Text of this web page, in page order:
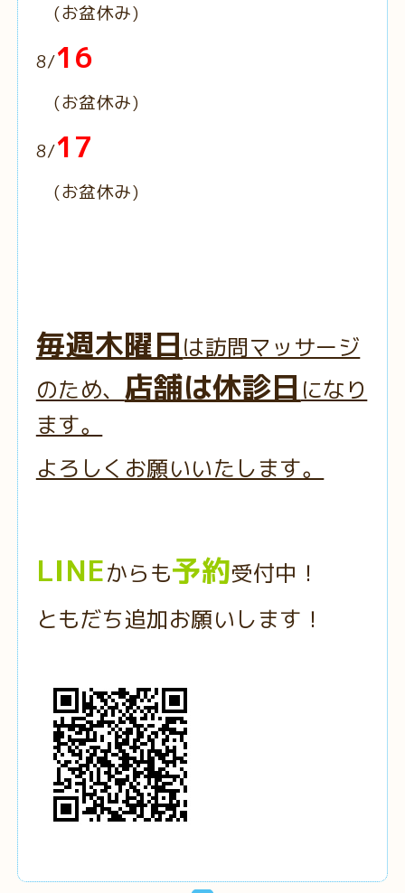
(お盆休み)
8/16
(お盆休み)
8/17
(お盆休み)
毎週木曜日は訪問マッサージ
のため、 店舗は休診日 になり
ます。
よろしくお願いいたします。
LINEからも予約受付中！
ともだち追加お願いします！